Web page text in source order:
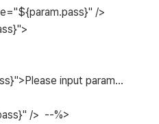
/>
input param...
/> --%>